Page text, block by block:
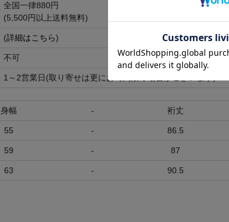
全国一律880円
(5,500円以上送料無料)
(詳細はこちら)
不可
1～2営業日(取り寄せは更にお時間頂く場合がございます)
身幅 - 裄丈
55 - 86.5
59 - 87
63 - 90.5